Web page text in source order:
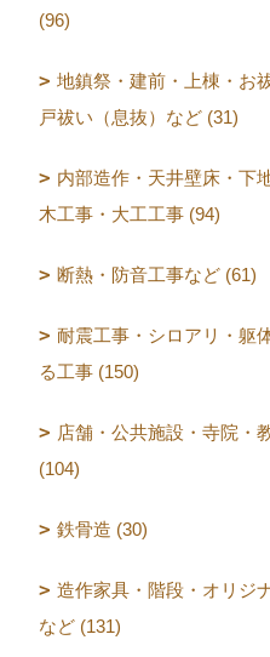
(96)
地鎮祭・建前・上棟・お
戸祓い（息抜）など (31)
内部造作・天井壁床・下
木工事・大工工事 (94)
断熱・防音工事など (61)
耐震工事・シロアリ・躯
る工事 (150)
店舗・公共施設・寺院・
(104)
鉄骨造 (30)
造作家具・階段・オリジ
など (131)